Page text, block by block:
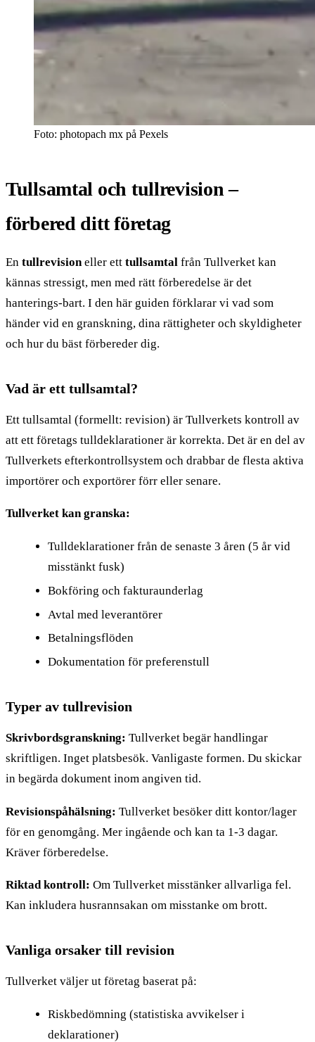
Foto: photopach mx på Pexels
Tullsamtal och tullrevision –
förbered ditt företag
En tullrevisioneller ett tullsamtal från Tullverket kan
kännas stressigt, men med rätt förberedelse är det
hanterings-bart. I den här guiden förklarar vi vad som
händer vid en granskning, dina rättigheter och skyldigheter
och hur du bäst förbereder dig.
Vad är ett tullsamtal?
Ett tullsamtal (formellt: revision) är Tullverkets kontroll av
att ett företags tulldeklarationer är korrekta. Det är en del av
Tullverkets efterkontrollsystem och drabbar de flesta aktiva
importörer och exportörer förr eller senare.
Tullverket kan granska:
Tulldeklarationer från de senaste 3 åren (5 år vid
misstänkt fusk)
Bokföring och fakturaunderlag
Avtal med leverantörer
Betalningsflöden
Dokumentation för preferenstull
Typer av tullrevision
Skrivbordsgranskning: Tullverket begär handlingar
skriftligen. Inget platsbesök. Vanligaste formen. Du skickar
in begärda dokument inom angiven tid.
Revisionspåhälsning: Tullverket besöker ditt kontor/lager
för en genomgång. Mer ingående och kan ta 1-3 dagar.
Kräver förberedelse.
Riktad kontroll: Om Tullverket misstänker allvarliga fel.
Kan inkludera husrannsakan om misstanke om brott.
Vanliga orsaker till revision
Tullverket väljer ut företag baserat på:
Riskbedömning (statistiska avvikelser i
deklarationer)